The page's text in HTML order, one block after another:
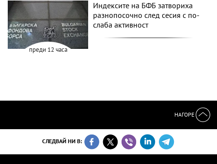
преди 12 часа
Индексите на БФБ затвориха
разнопосочно след сесия с по-
слаба активност
НАГОРЕ
СЛЕДВАЙ НИ В: